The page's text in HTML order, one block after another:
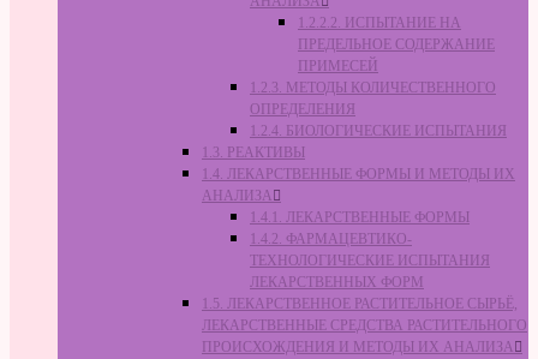
1.2.2.2. ИСПЫТАНИЕ НА
ПРЕДЕЛЬНОЕ СОДЕРЖАНИЕ
ПРИМЕСЕЙ
1.2.3. МЕТОДЫ КОЛИЧЕСТВЕННОГО
ОПРЕДЕЛЕНИЯ
1.2.4. БИОЛОГИЧЕСКИЕ ИСПЫТАНИЯ
1.3. РЕАКТИВЫ
1.4. ЛЕКАРСТВЕННЫЕ ФОРМЫ И МЕТОДЫ ИХ
АНАЛИЗА
1.4.1. ЛЕКАРСТВЕННЫЕ ФОРМЫ
1.4.2. ФАРМАЦЕВТИКО-
ТЕХНОЛОГИЧЕСКИЕ ИСПЫТАНИЯ
ЛЕКАРСТВЕННЫХ ФОРМ
1.5. ЛЕКАРСТВЕННОЕ РАСТИТЕЛЬНОЕ СЫРЬЁ,
ЛЕКАРСТВЕННЫЕ СРЕДСТВА РАСТИТЕЛЬНОГО
ПРОИСХОЖДЕНИЯ И МЕТОДЫ ИХ АНАЛИЗА